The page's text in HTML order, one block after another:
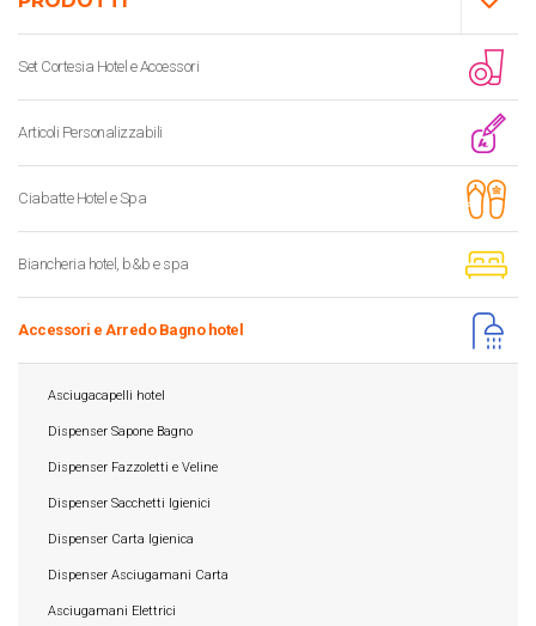
Set Cortesia Hotel e Accessori
Articoli Personalizzabili
Ciabatte Hotel e Spa
Biancheria hotel, b&b e spa
Accessori e Arredo Bagno hotel
Asciugacapelli hotel
Dispenser Sapone Bagno
Dispenser Fazzoletti e Veline
Dispenser Sacchetti Igienici
Dispenser Carta Igienica
Dispenser Asciugamani Carta
Asciugamani Elettrici